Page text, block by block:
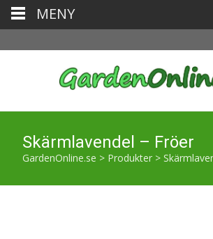
Skärmlavendel – Fröer
GardenOnline.se > Produkter >
MENY